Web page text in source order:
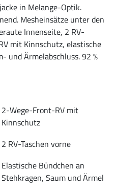
in Melange-Optik.
Mesheinsätze unter den
Innenseite, 2 RV-
mit Kinnschutz, elastische
und Ärmelabschluss. 92 %
2-Wege-Front-RV mit
Kinnschutz
2 RV-Taschen vorne
Elastische Bündchen an
Stehkragen, Saum und Ärmel